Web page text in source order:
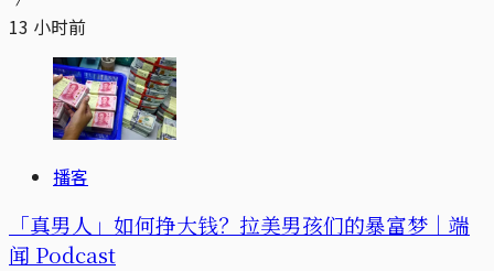
13 小时前
播客
「真男人」如何挣大钱？拉美男孩们的暴富梦｜端
闻 Podcast